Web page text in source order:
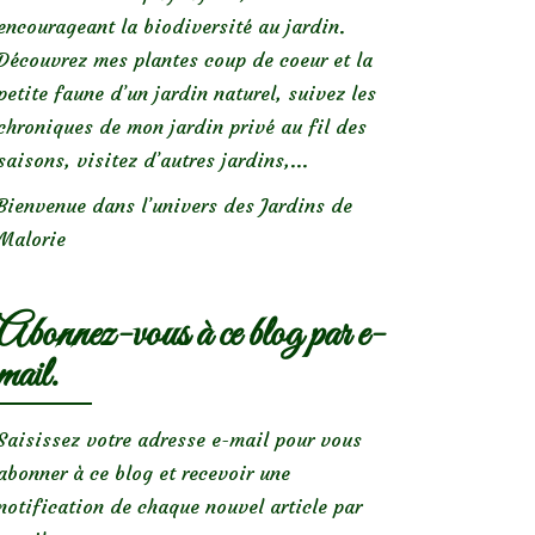
la biodiversité au jardin.
mes plantes coup de coeur et la
faune d’un jardin naturel, suivez les
de mon jardin privé au fil des
visitez d’autres jardins,...
dans l’univers des Jardins de
vous à ce blog par e-
votre adresse e-mail pour vous
à ce blog et recevoir une
de chaque nouvel article par